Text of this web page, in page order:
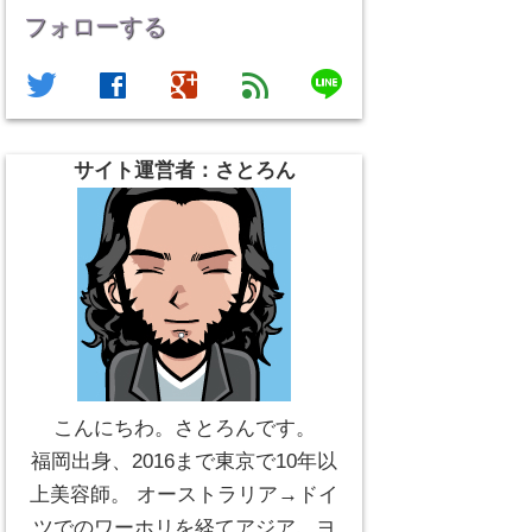
フォローする
twitter facebook google feed line
サイト運営者：さとろん
こんにちわ。さとろんです。
福岡出身、2016まで東京で10年以
上美容師。 オーストラリア→ドイ